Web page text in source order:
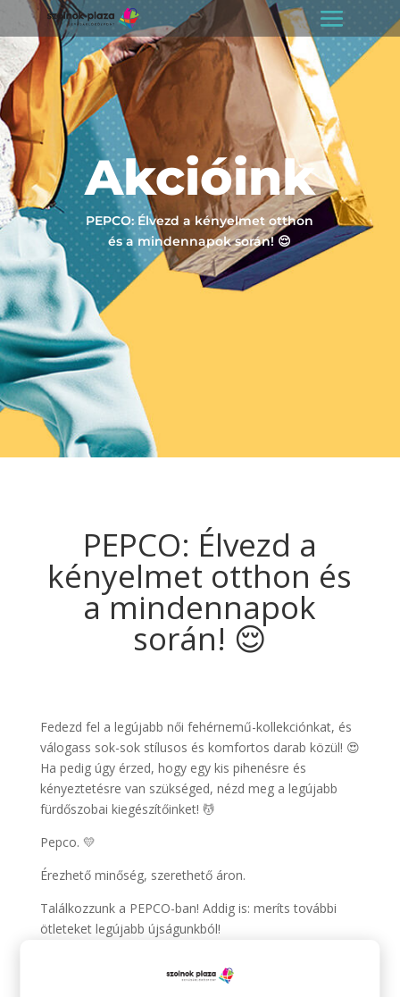
Akcióink
PEPCO: Élvezd a kényelmet otthon
és a mindennapok során! 😌
PEPCO: Élvezd a
kényelmet otthon és
a mindennapok
során! 😌
Fedezd fel a legújabb női fehérnemű-kollekciónkat, és
válogass sok-sok stílusos és komfortos darab közül! 😍
Ha pedig úgy érzed, hogy egy kis pihenésre és
kényeztetésre van szükséged, nézd meg a legújabb
fürdőszobai kiegészítőinket! 💆‍
Pepco. 💛
Érezhető minőség, szerethető áron.
Találkozzunk a PEPCO-ban! Addig is: meríts további
ötleteket legújabb újságunkból!
Az ajánlat 2022.06.30-tól 2022.07.20-ig, illetve a készlet